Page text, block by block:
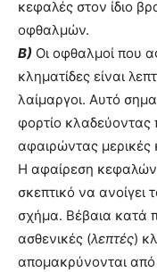
κεφαλές στον ίδιο
οφθαλμών.
Β) Οι οφθαλμοί που
κληματίδες είναι
λαίμαργοι. Αυτό
φορτίο κλαδεύοντας
αφαιρώντας μερικές
Η αφαίρεση κεφαλών
σκεπτικό να ανοίγει
σχήμα. Βέβαια κατά
ασθενικές (λεπτές)
απομακρύνονται